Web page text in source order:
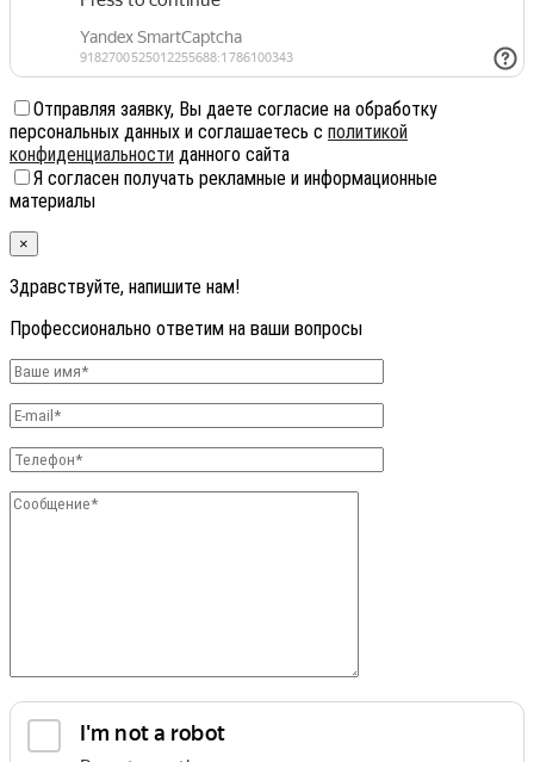
Отправляя заявку, Вы даете согласие на обработку
персональных данных и соглашаетесь с политикой
конфиденциальности данного сайта
Я согласен получать рекламные и информационные
материалы
×
Здравствуйте, напишите нам!
Профессионально ответим на ваши вопросы